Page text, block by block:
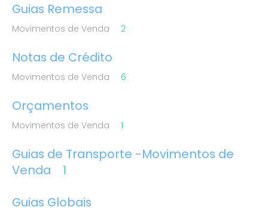
Guias Remessa
Movimentos de Venda 2
Notas de Crédito
Movimentos de Venda 6
Orçamentos
Movimentos de Venda 1
Guias de Transporte -Movimentos de
Venda
1
Guias Globais